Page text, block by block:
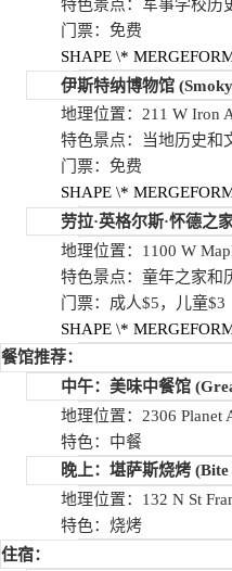
特色景点：军事学校历
门票：免费
SHAPE \*
伊斯特纳博物馆
地理位置：211 W Iron
特色景点：当地历史和
门票：免费
SHAPE \*
劳拉·英格尔斯·怀德之
地理位置：1100 W
特色景点：童年之家和
门票：成人$5，儿童$3
SHAPE \*
餐馆推荐：
中午：美味中餐馆
地理位置：2306 Planet
特色：中餐
晚上：堪萨斯烧烤(Bite
地理位置：132 N St
特色：烧烤
住宿：